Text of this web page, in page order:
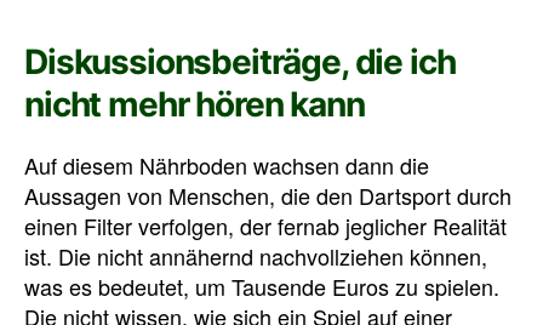
Diskussionsbeiträge, die ich
nicht mehr hören kann
Auf diesem Nährboden wachsen dann die
Aussagen von Menschen, die den Dartsport durch
einen Filter verfolgen, der fernab jeglicher Realität
ist. Die nicht annähernd nachvollziehen können,
was es bedeutet, um Tausende Euros zu spielen.
Die nicht wissen, wie sich ein Spiel auf einer